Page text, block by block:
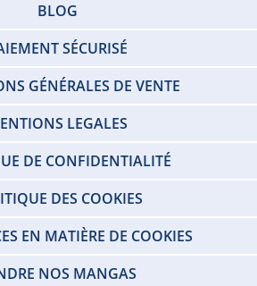
BLOG
SÉCURISÉ
GÉNÉRALES DE VENTE
LEGALES
DE CONFIDENTIALITÉ
DES COOKIES
EN MATIÈRE DE COOKIES
NOS MANGAS